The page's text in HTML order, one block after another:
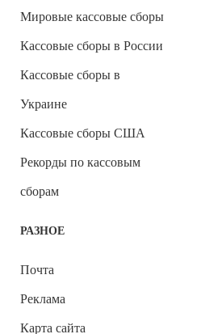
Мировые кассовые сборы
Кассовые сборы в России
Кассовые сборы в
Украине
Кассовые сборы США
Рекорды по кассовым
сборам
РАЗНОЕ
Почта
Реклама
Карта сайта